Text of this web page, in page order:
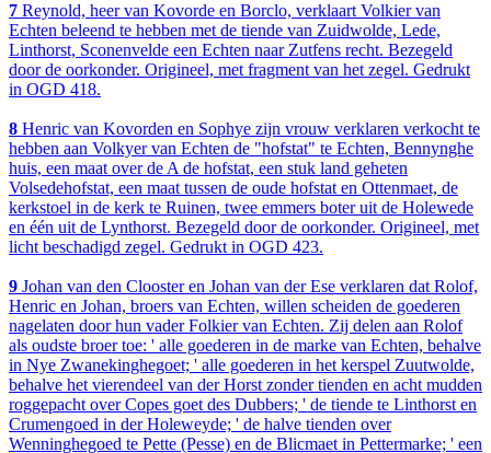
7 Reynold, heer van Kovorde en Borclo, verklaart Volkier van
Echten beleend te hebben met de tiende van Zuidwolde, Lede,
Linthorst, Sconenvelde een Echten naar Zutfens recht. Bezegeld
door de oorkonder. Origineel, met fragment van het zegel. Gedrukt
in OGD 418.
8 Henric van Kovorden en Sophye zijn vrouw verklaren verkocht te
hebben aan Volkyer van Echten de "hofstat" te Echten, Bennynghe
huis, een maat over de A de hofstat, een stuk land geheten
Volsedehofstat, een maat tussen de oude hofstat en Ottenmaet, de
kerkstoel in de kerk te Ruinen, twee emmers boter uit de Holewede
en één uit de Lynthorst. Bezegeld door de oorkonder. Origineel, met
licht beschadigd zegel. Gedrukt in OGD 423.
9 Johan van den Clooster en Johan van der Ese verklaren dat Rolof,
Henric en Johan, broers van Echten, willen scheiden de goederen
nagelaten door hun vader Folkier van Echten. Zij delen aan Rolof
als oudste broer toe: ' alle goederen in de marke van Echten, behalve
in Nye Zwanekinghegoet; ' alle goederen in het kerspel Zuutwolde,
behalve het vierendeel van der Horst zonder tienden en acht mudden
roggepacht over Copes goet des Dubbers; ' de tiende te Linthorst en
Crumengoed in der Holeweyde; ' de halve tienden over
Wenninghegoed te Pette (Pesse) en de Blicmaet in Pettermarke; ' een